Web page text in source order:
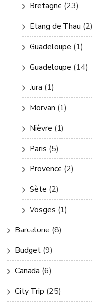
Bretagne (23)
Etang de Thau (2)
Guadeloupe (1)
Guadeloupe (14)
Jura (1)
Morvan (1)
Nièvre (1)
Paris (5)
Provence (2)
Sète (2)
Vosges (1)
Barcelone (8)
Budget (9)
Canada (6)
City Trip (25)